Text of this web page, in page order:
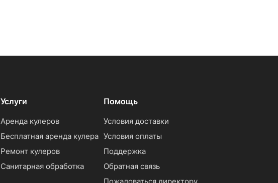
Услуги
Аренда кулеров
Бесплатная аренда кулера
Ремонт кулеров
Санитарная обработка
Помощь
Условия доставки
Условия оплаты
Поддержка
Обратная связь